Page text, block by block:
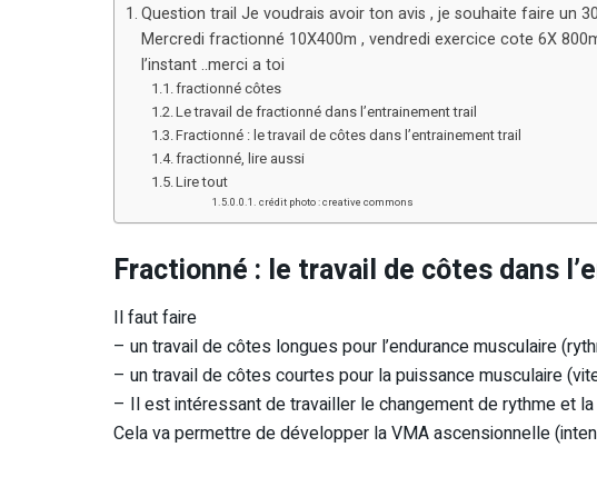
Question trail Je voudrais avoir ton avis , je souhaite faire un
Mercredi fractionné 10X400m , vendredi exercice cote 6X
l’instant ..merci a toi
fractionné côtes
Le travail de fractionné dans l’entrainement trail
Fractionné : le travail de côtes dans l’entrainement trail
fractionné, lire aussi
Lire tout
crédit photo : creative commons
Fractionné : le travail de côtes dans
Il faut faire
– un travail de côtes longues pour l’endurance musculaire
– un travail de côtes courtes pour la puissance musculaire
– Il est intéressant de travailler le changement de rythme et
Cela va permettre de développer la VMA ascensionnelle